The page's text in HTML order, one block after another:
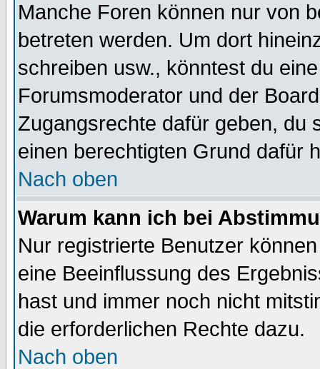
Manche Foren können nur von
betreten werden. Um dort
schreiben usw., könntest du
Forumsmoderator und der
Zugangsrechte dafür geben, du
einen berechtigten Grund dafür
Nach oben
Warum kann ich bei
Nur registrierte Benutzer
eine Beeinflussung des
hast und immer noch nicht
die erforderlichen Rechte dazu.
Nach oben